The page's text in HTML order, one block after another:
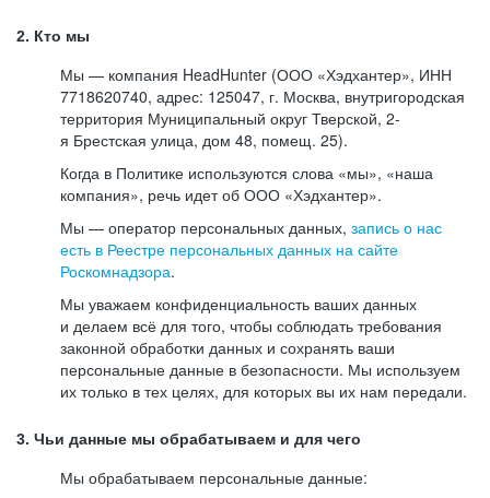
2. Кто мы
Мы — компания HeadHunter (ООО «Хэдхантер», ИНН
7718620740, адрес: 125047, г. Москва, внутригородская
территория Муниципальный округ Тверской, 2-
я Брестская улица, дом 48, помещ. 25).
Когда в Политике используются слова «мы», «наша
компания», речь идет об ООО «Хэдхантер».
Мы — оператор персональных данных, запись о нас
есть в Реестре персональных данных на сайте
Роскомнадзора.
Мы уважаем конфиденциальность ваших данных
и делаем всё для того, чтобы соблюдать требования
законной обработки данных и сохранять ваши
персональные данные в безопасности. Мы используем
их только в тех целях, для которых вы их нам передали.
3. Чьи данные мы обрабатываем и для чего
Мы обрабатываем персональные данные: